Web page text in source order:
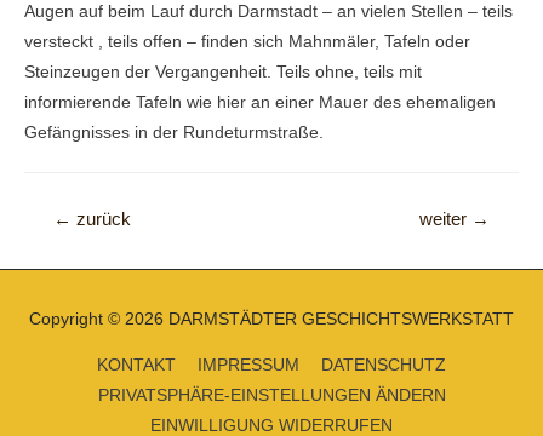
Augen auf beim Lauf durch Darmstadt – an vielen Stellen – teils
versteckt , teils offen – finden sich Mahnmäler, Tafeln oder
Steinzeugen der Vergangenheit. Teils ohne, teils mit
informierende Tafeln wie hier an einer Mauer des ehemaligen
Gefängnisses in der Rundeturmstraße.
Beitragsnavigation
← zurück weiter →
Copyright © 2026 DARMSTÄDTER GESCHICHTSWERKSTATT
KONTAKT IMPRESSUM
DATENSCHUTZ
PRIVATSPHÄRE-EINSTELLUNGEN ÄNDERN
EINWILLIGUNG WIDERRUFEN